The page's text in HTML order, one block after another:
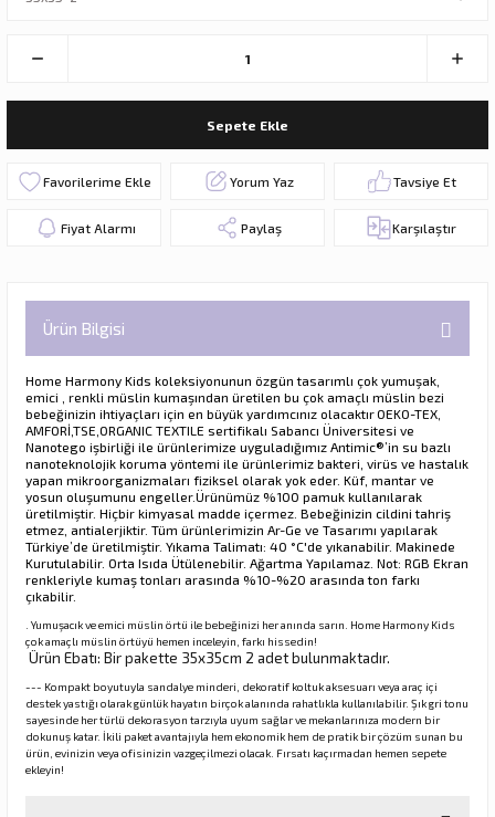
Sepete Ekle
Yorum Yaz Tavsiye Et
Fiyat Alarmı Paylaş Karşılaştır
Ürün Bilgisi
Home Harmony Kids koleksiyonunun özgün tasarımlı çok yumuşak,
emici , renkli müslin kumaşından üretilen bu çok amaçlı müslin bezi
bebeğinizin ihtiyaçları için en büyük yardımcınız olacaktırOEKO-TEX,
AMFORİ,TSE,ORGANIC TEXTILE sertifikalı Sabancı Üniversitesi ve
Nanotego işbirliği ile ürünlerimize uyguladığımız Antimic®️’in su bazlı
nanoteknolojik koruma yöntemi ile ürünlerimiz bakteri, virüs ve hastalık
yapan mikroorganizmaları fiziksel olarak yok eder. Küf, mantar ve
yosun oluşumunu engeller.Ürünümüz %100 pamuk kullanılarak
üretilmiştir. Hiçbir kimyasal madde içermez. Bebeğinizin cildini tahriş
etmez, antialerjiktir. Tüm ürünlerimizin Ar-Ge ve Tasarımı yapılarak
Türkiye’de üretilmiştir. Yıkama Talimatı: 40 °C'de yıkanabilir. Makinede
Kurutulabilir. Orta Isıda Ütülenebilir. Ağartma Yapılamaz. Not: RGB Ekran
renkleriyle kumaş tonları arasında %10-%20 arasında ton farkı
çıkabilir.
. Yumuşacık ve emici müslin örtü ile bebeğinizi her anında sarın. Home Harmony Kids
çok amaçlı müslin örtüyü hemen inceleyin, farkı hissedin!
Ürün Ebatı: Bir pakette 35x35cm 2 adet bulunmaktadır.
--- Kompakt boyutuyla sandalye minderi, dekoratif koltuk aksesuarı veya araç içi
destek yastığı olarak günlük hayatın birçok alanında rahatlıkla kullanılabilir. Şık gri tonu
sayesinde her türlü dekorasyon tarzıyla uyum sağlar ve mekanlarınıza modern bir
dokunuş katar. İkili paket avantajıyla hem ekonomik hem de pratik bir çözüm sunan bu
ürün, evinizin veya ofisinizin vazgeçilmezi olacak. Fırsatı kaçırmadan hemen sepete
ekleyin!